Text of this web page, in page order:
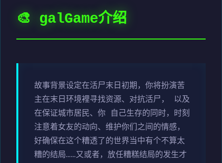
🎨 galGame介绍
故事背景设定在活尸末日初期，你将扮演苦
主在末日环境裡寻找资源、对抗活尸， 以及
在保证城市居民、你 自己生存的同时，时刻
注意着女友的动向、维护你们之间的情感，
好确保在这个糟透了的世界当中有个不算太
糟的结局……又或者，放任糟糕结局的发生才